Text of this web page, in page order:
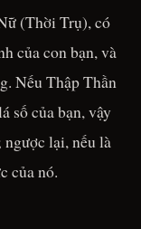
(Thời Trụ), có
của con bạn, và
Nếu Thập Thần
số của bạn, vậy
ngược lại, nếu là
của nó.